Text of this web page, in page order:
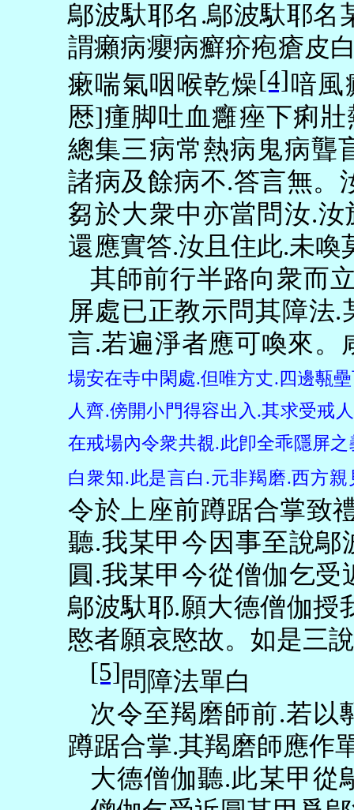
鄔波馱耶名 .鄔波馱耶名
謂癩病癭病癬疥疱瘡皮
瘶喘氣咽喉乾燥[4]喑風
厯]瘇脚吐血癰痤下痢
總集三病常熱病鬼病聾
諸病及餘病不.答言無。
芻於大衆中亦當問汝.汝
還應實答.汝且住此.未喚
其師前行半路向衆而
屏處已正教示問其障法.
言.若遍淨者應可喚來。
場安在寺中閑處.但唯方丈.四邊甎
人齊.傍開小門得容出入.其求受戒
在戒場內令衆共覩.此卽全乖隱屏之
白衆知.此是言白 .元非羯磨.西方親
令於上座前蹲踞合掌致
聽.我某甲今因事至說鄔
圓 .我某甲今從僧伽乞受
鄔波馱耶.願大德僧伽授
愍者願哀愍故。如是三
[5]問障法單白
次令至羯磨師前.若以
蹲踞合掌.其羯磨師應作
大德僧伽聽.此某甲從